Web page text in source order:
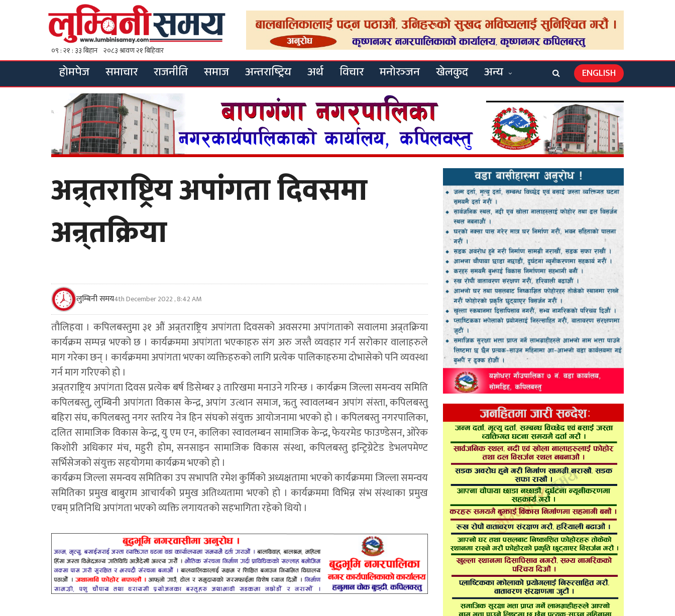
होमपेज समाचार राजनीति समाज अन्तराष्ट्रिय अर्थ विचार मनोरञ्जन खेलकुद अन्य ENGLISH
अन्र्तराष्ट्रिय अपांगता दिवसमा
अन्र्तक्रिया
लुम्बिनी समय4th December 2022 , 8:42 AM
तौलिहवा । कपिलबस्तुमा ३१ औं अन्र्तराष्ट्रिय अपांगता दिवसको अवसरमा अपांगताको सवालमा अन्र्तक्रिया
कार्यक्रम सम्पन्न भएको छ । कार्यक्रममा अपांगता भएकाहरु संग अरु जस्तै व्यवहार गर्न सरोकार वालाहरुले
माग गरेका छन् । कार्यक्रममा अपांगता भएका व्यक्तिहरुको लागि प्रत्येक पालिकाहरुमा दोभासेको पनि व्यवस्था
गर्न माग गरिएको हो ।
अन्र्तराष्ट्रिय अपांगता दिवस प्रत्येक बर्ष डिसेम्बर ३ तारिखमा मनाउने गरिन्छ । कार्यक्रम जिल्ला समन्वय समिति
कपिलबस्तु, लुम्बिनी अपांगता विकास केन्द्र, अपांग उत्थान समाज, ऋतु स्वावलम्बन अपांग संस्ता, कपिलबस्तु
बहिरा संघ, कपिलबस्तु नगर स्तरिय नेत्र हिन संघको संयुक्त आयोजनामा भएको हो । कपिलबस्तु नगरपालिका,
दलित सामाजिक विकास केन्द्र, यु एम एन, कालिका स्वावलम्बन सामाजिक केन्द्र, फेयरमेड फाउण्डेसन, ओरेक
किशोरी अधिकार मंच, महुरी होम, सनसाइन सामाजिक विकास संस्था, कपिलबस्तु इन्ट्रिग्रेटेड डेभलपमेण्ट
सर्भिसेजको संयुक्त सहयोगमा कार्यक्रम भएको हो ।
कार्यक्रम जिल्ला समन्वय समितिका उप सभापति रमेश कुर्मिको अध्यक्षतामा भएको कार्यक्रममा जिल्ला समन्वय
समितिका प्रमुख बाबुराम आचार्यको प्रमुख अतिथ्यतामा भएको हो । कार्यक्रममा विभिन्न संभ संस्थाका प्रमुख
एबम् प्रतिनिधि अपांगता भएको व्यक्ति लगायतको सहभागिता रहेको थियो ।